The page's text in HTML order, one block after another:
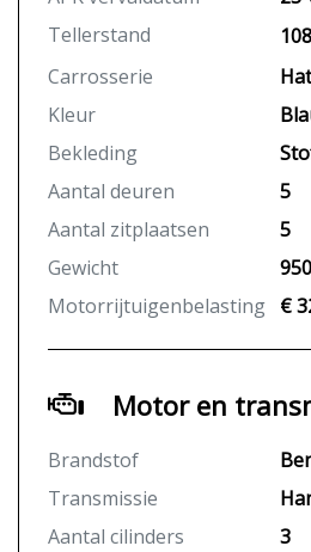
Tellerstand
Carrosserie
Kleur
Bekleding
Aantal deuren
5
Aantal zitplaatsen
5
Gewicht
Motorrijtuigenbelasting €
Motor en
Brandstof
Transmissie
Aantal cilinders
3